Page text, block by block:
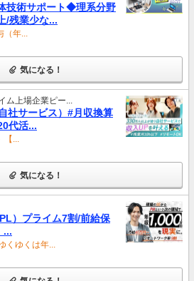
技術サポート◆理系分野
/残業少な...
年...
気になる！
ム上場企業ピー...
社サービス）#月収換算
代活...
...
気になる！
）プライム7割/前給保
...
くゆくは年...